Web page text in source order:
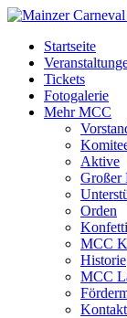
Startseite
Tickets
Fotogalerie
Mehr MCC
Aktive
Großer
Orden
Konfetti
MCC
Historie
MCC
Kontakt